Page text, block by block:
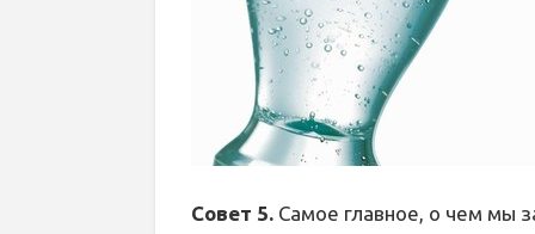
Совет 5. Самое главное, о чем мы